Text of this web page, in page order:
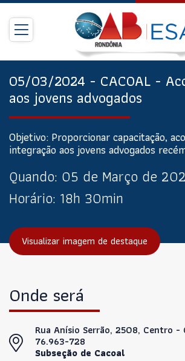
05/03/2024 - CACOAL -
aos jovens advogados
Objetivo: Proporcionar capacitação,
integração aos jovens advogados
Quando: 05 de Março de
Horário: 18h 30min
Visualizar imagem de destaque
Onde será
Rua Anísio Serrão, 2508, Centro -
76.963-728
Subseção de Cacoal